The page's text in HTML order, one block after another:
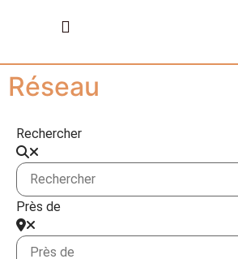
Réseau
Rechercher
Près de